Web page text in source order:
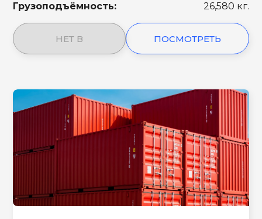
Грузоподъёмность:
26,580 кг.
НЕТ В ПОСМОТРЕТЬ